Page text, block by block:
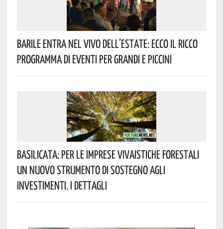
Barile Entra Nel Vivo Dell’estate: Ecco Il Ricco
Programma Di Eventi Per Grandi E Piccini
Basilicata: Per Le Imprese Vivaistiche Forestali
Un Nuovo Strumento Di Sostegno Agli
Investimenti. I Dettagli